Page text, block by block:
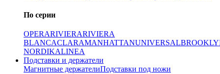
По серии
OPERARIVIERARIVIERA
BLANCACLARAMANHATTANUNIVERSAL
NORDIKALINEA
Подставки и держатели
Магнитные держателиПодставки под ножи